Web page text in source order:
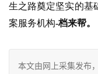
生之路奠定坚实的基
案服务机构-档来帮。
本文由网上采集发布